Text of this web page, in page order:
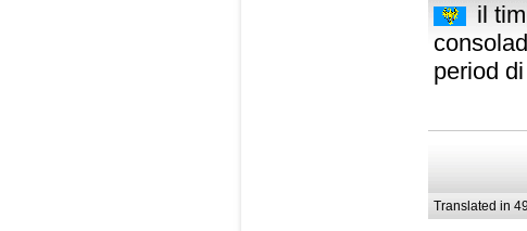
il
period
Translated in